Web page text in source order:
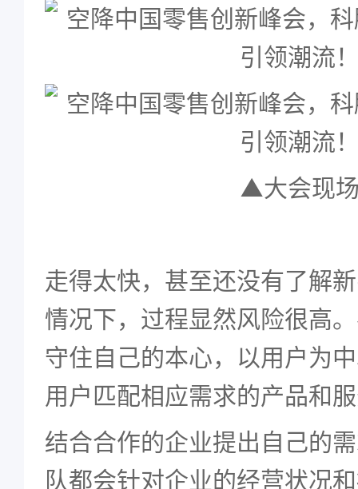
▲大会现
走得太快，甚至还没有了解
情况下，过程显然风险很高
守住自己的本心，以用户为
用户匹配相应需求的产品和
结合合作的企业提出自己的
队都会针对企业的经营状况